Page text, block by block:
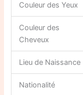
Couleur des Yeux
Couleur des
Cheveux
Lieu de Naissance
Nationalité